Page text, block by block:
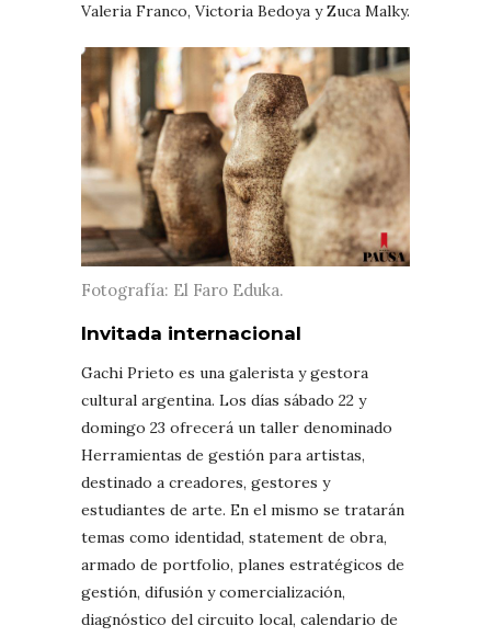
Valeria Franco, Victoria Bedoya y Zuca Malky.
Fotografía: El Faro Eduka.
Invitada internacional
Gachi Prieto es una galerista y gestora
cultural argentina. Los días sábado 22 y
domingo 23 ofrecerá un taller denominado
Herramientas de gestión para artistas,
destinado a creadores, gestores y
estudiantes de arte. En el mismo se tratarán
temas como identidad, statement de obra,
armado de portfolio, planes estratégicos de
gestión, difusión y comercialización,
diagnóstico del circuito local, calendario de